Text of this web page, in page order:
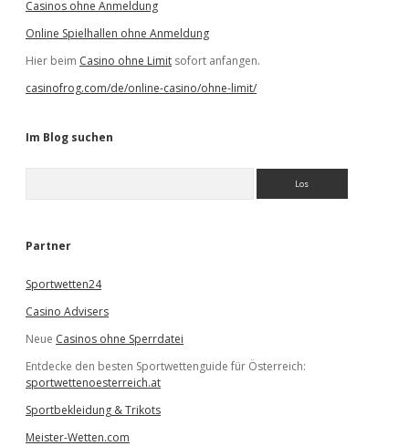
Casinos ohne Anmeldung
Online Spielhallen ohne Anmeldung
Hier beim Casino ohne Limit sofort anfangen.
casinofrog.com/de/online-casino/ohne-limit/
Im Blog suchen
e
Partner
Sportwetten24
Casino Advisers
Neue Casinos ohne Sperrdatei
Entdecke den besten Sportwettenguide für Österreich:
sportwettenoesterreich.at
Sportbekleidung & Trikots
Meister-Wetten.com